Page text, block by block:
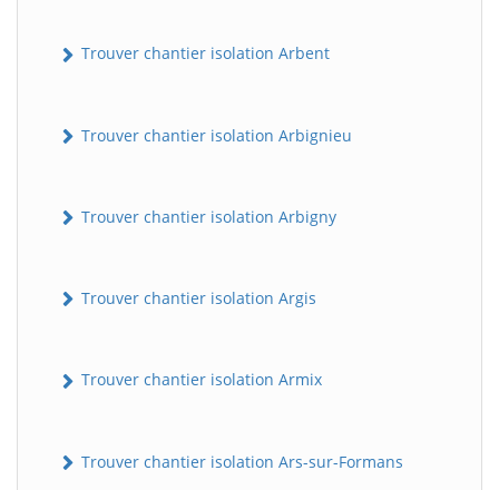
Trouver chantier isolation Arbent
Trouver chantier isolation Arbignieu
Trouver chantier isolation Arbigny
Trouver chantier isolation Argis
Trouver chantier isolation Armix
Trouver chantier isolation Ars-sur-Formans